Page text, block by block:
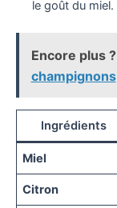
le goût du miel.
Encore plus ?
champignons
Ingrédients
Miel
Citron